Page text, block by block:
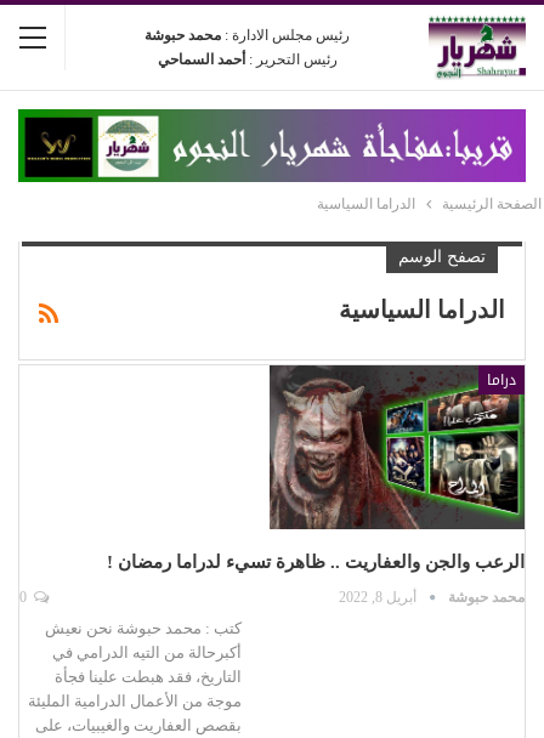
رئيس مجلس الادارة : محمد حبوشة
رئيس التحرير : أحمد السماحي
الصفحة الرئيسية الدراما السياسية
تصفح الوسم
الدراما السياسية
دراما
الرعب والجن والعفاريت .. ظاهرة تسيء لدراما رمضان !
محمد حبوشة أبريل 8, 2022
كتب : محمد حبوشة نحن نعيش
أكبرحالة من التيه الدرامي في
التاريخ، فقد هبطت علينا فجأة
موجة من الأعمال الدرامية المليئة
بقصص العفاريت والغيبيات، على